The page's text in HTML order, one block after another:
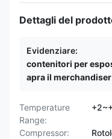
Dettagli del
Evidenziare:
contenitori per
apra il
Temperature
Range:
Compressor: